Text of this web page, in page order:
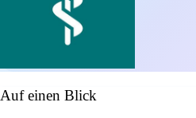
Auf einen Blick